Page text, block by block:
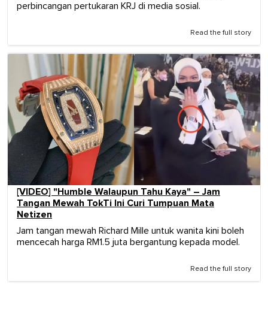
perbincangan pertukaran KRJ di media sosial.
Read the full story
[VIDEO] "Humble Walaupun Tahu Kaya" – Jam
Tangan Mewah TokTi Ini Curi Tumpuan Mata
Netizen
Jam tangan mewah Richard Mille untuk wanita kini boleh
mencecah harga RM1.5 juta bergantung kepada model.
Read the full story